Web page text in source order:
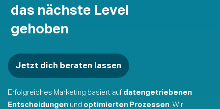
das nächste Level
gehoben
Jetzt dich beraten lassen
Erfolgreiches Marketing basiert aufdatengetriebenen
Entscheidungen und optimierten Prozessen. Wir